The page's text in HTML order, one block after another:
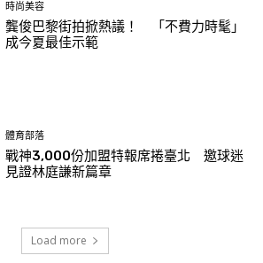
時尚美容
龔俊巴黎街拍掀熱議！ 「不費力時髦」
成今夏最佳示範
體育部落
戰神3,000份加盟特報席捲臺北 邀球迷
見證林庭謙新篇章
Load more